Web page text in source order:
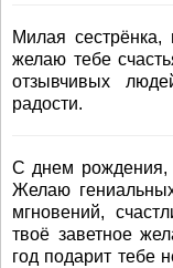
Милая
желаю тебе
отзывчивых
радости.
С днем рождения,
Желаю
мгновений,
твоё заветное
год подарит тебе